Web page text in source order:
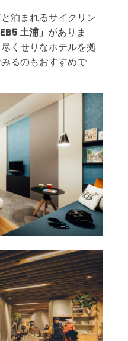
泊まれるサイクリン
土浦」 がありま
くせりなホテルを拠
るのもおすすめで